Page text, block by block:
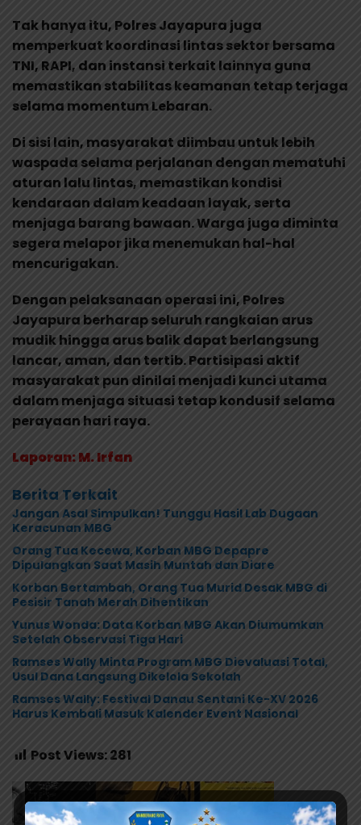
Tak hanya itu, Polres Jayapura juga
memperkuat koordinasi lintas sektor bersama
TNI, RAPI, dan instansi terkait lainnya guna
memastikan stabilitas keamanan tetap terjaga
selama momentum Lebaran.
Di sisi lain, masyarakat diimbau untuk lebih
waspada selama perjalanan dengan mematuhi
aturan lalu lintas, memastikan kondisi
kendaraan dalam keadaan layak, serta
menjaga barang bawaan. Warga juga diminta
segera melapor jika menemukan hal-hal
mencurigakan.
Dengan pelaksanaan operasi ini, Polres
Jayapura berharap seluruh rangkaian arus
mudik hingga arus balik dapat berlangsung
lancar, aman, dan tertib. Partisipasi aktif
masyarakat pun dinilai menjadi kunci utama
dalam menjaga situasi tetap kondusif selama
perayaan hari raya.
Laporan: M. Irfan
Berita Terkait
Jangan Asal Simpulkan! Tunggu Hasil Lab Dugaan
Keracunan MBG
Orang Tua Kecewa, Korban MBG Depapre
Dipulangkan Saat Masih Muntah dan Diare
Korban Bertambah, Orang Tua Murid Desak MBG di
Pesisir Tanah Merah Dihentikan
Yunus Wonda: Data Korban MBG Akan Diumumkan
Setelah Observasi Tiga Hari
Ramses Wally Minta Program MBG Dievaluasi Total,
Usul Dana Langsung Dikelola Sekolah
Ramses Wally: Festival Danau Sentani Ke-XV 2026
Harus Kembali Masuk Kalender Event Nasional
Post Views:281